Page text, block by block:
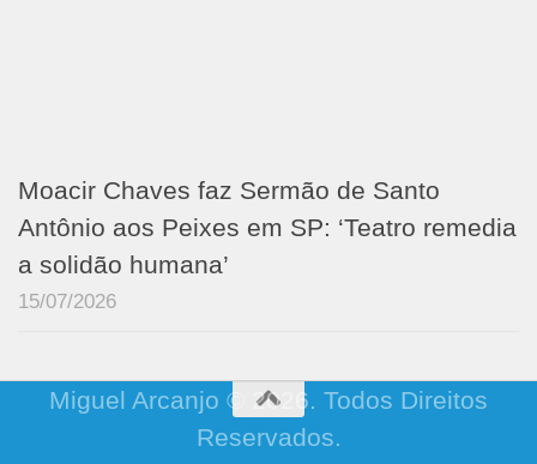
Moacir Chaves faz Sermão de Santo
Antônio aos Peixes em SP: ‘Teatro remedia
a solidão humana’
15/07/2026
Miguel Arcanjo © 2026. Todos Direitos
Reservados.